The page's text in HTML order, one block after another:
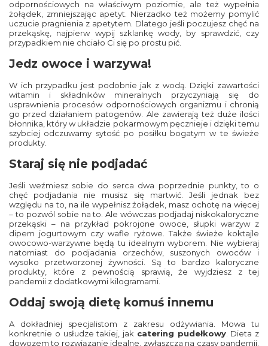
odpornościowych na właściwym poziomie, ale też wypełnia
żołądek, zmniejszając apetyt. Nierzadko też możemy pomylić
uczucie pragnienia z apetytem. Dlatego jeśli poczujesz chęć na
przekąskę, najpierw wypij szklankę wody, by sprawdzić, czy
przypadkiem nie chciało Ci się po prostu pić.
Jedz owoce i warzywa!
W ich przypadku jest podobnie jak z wodą. Dzięki zawartości
witamin i składników mineralnych przyczyniają się do
usprawnienia procesów odpornościowych organizmu i chronią
go przed działaniem patogenów. Ale zawierają też duże ilości
błonnika, który w układzie pokarmowym pęcznieje i dzięki temu
szybciej odczuwamy sytość po posiłku bogatym w te świeże
produkty.
Staraj się nie podjadać
Jeśli weźmiesz sobie do serca dwa poprzednie punkty, to o
chęć podjadania nie musisz się martwić. Jeśli jednak bez
względu na to, na ile wypełnisz żołądek, masz ochotę na więcej
– to pozwól sobie na to. Ale wówczas podjadaj niskokaloryczne
przekąski – na przykład pokrojone owoce, słupki warzyw z
dipem jogurtowym czy wafle ryżowe. Także świeże koktajle
owocowo-warzywne będą tu idealnym wyborem. Nie wybieraj
natomiast do podjadania orzechów, suszonych owoców i
wysoko przetworzonej żywności. Są to bardzo kaloryczne
produkty, które z pewnością sprawią, że wyjdziesz z tej
pandemii z dodatkowymi kilogramami.
Oddaj swoją dietę komuś innemu
A dokładniej specjalistom z zakresu odżywiania. Mowa tu
konkretnie o usłudze takiej, jak catering pudełkowy. Dieta z
dowozem to rozwiązanie idealne, zwłaszcza na czasy pandemii.